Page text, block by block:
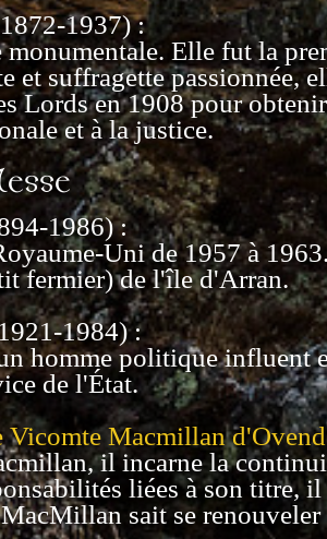
1937) :
Elle fut la
et suffragette passionnée,
Lords en 1908 pour
et à la justice.
1986) :
Uni de 1957 à
fermier) de l'île d'Arran.
1984) :
homme politique influent
de l'État.
Macmillan
il incarne la
liées à son titre,
sait se renouveler